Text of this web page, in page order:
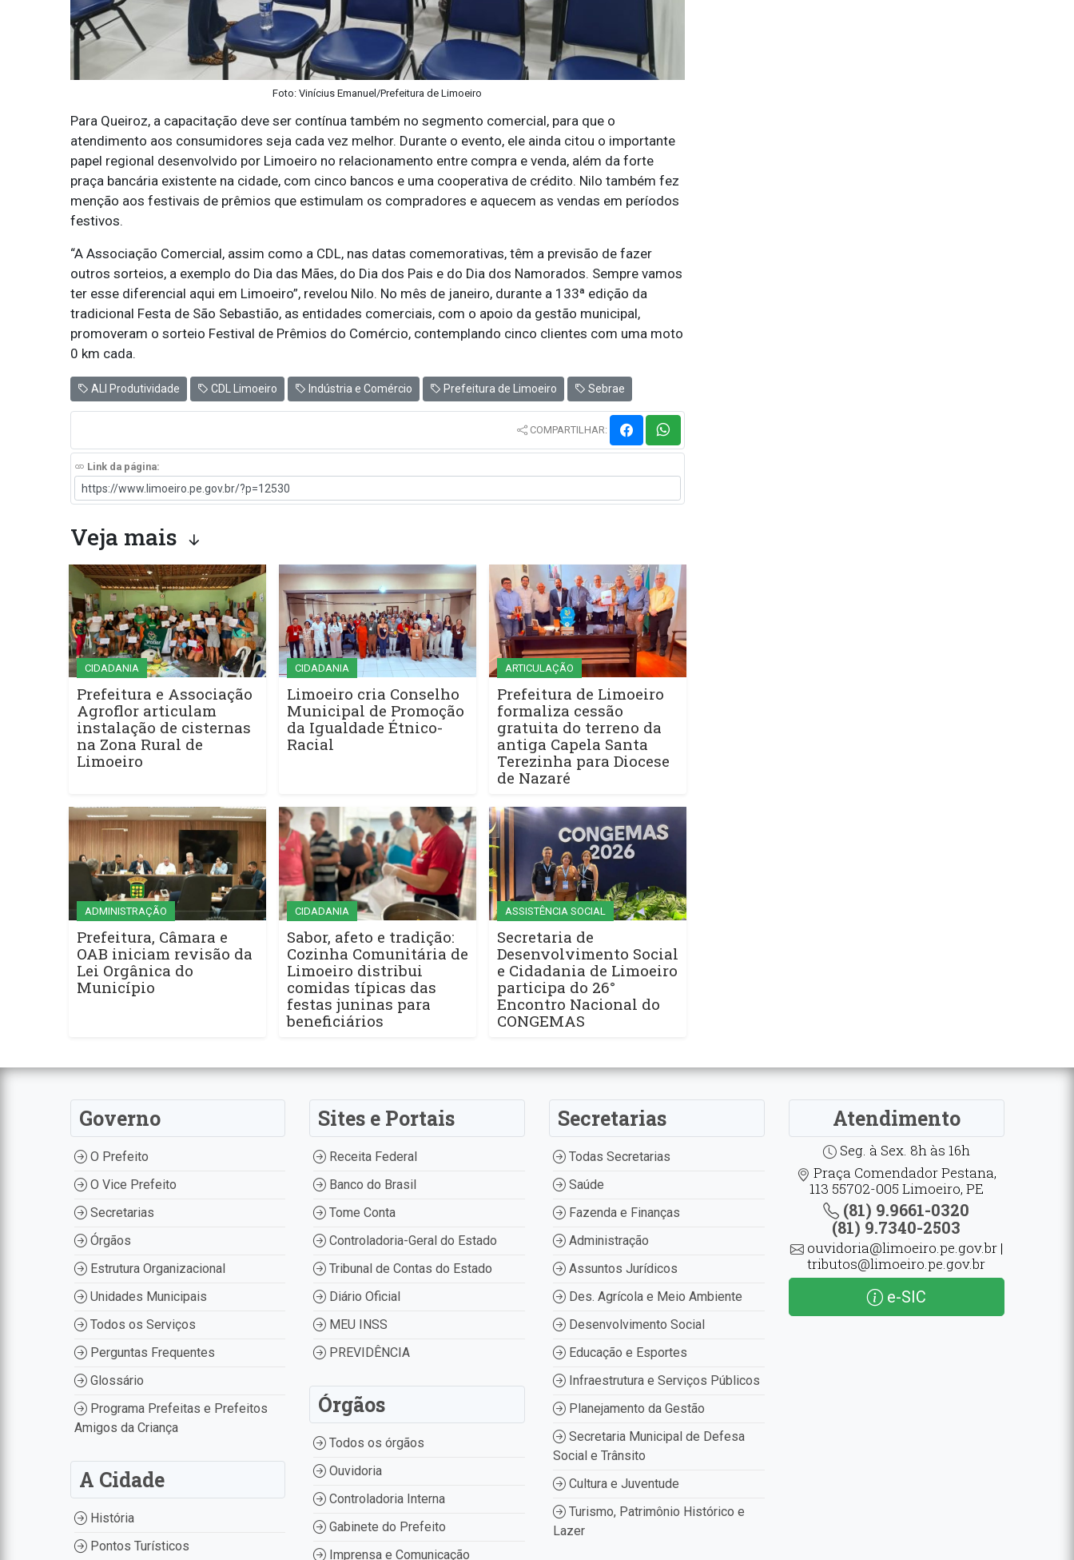
Foto: Vinícius Emanuel/Prefeitura de Limoeiro
Para Queiroz, a capacitação deve ser contínua também no segmento comercial, para que o
atendimento aos consumidores seja cada vez melhor. Durante o evento, ele ainda citou o importante
papel regional desenvolvido por Limoeiro no relacionamento entre compra e venda, além da forte
praça bancária existente na cidade, com cinco bancos e uma cooperativa de crédito. Nilo também fez
menção aos festivais de prêmios que estimulam os compradores e aquecem as vendas em períodos
festivos.
“A Associação Comercial, assim como a CDL, nas datas comemorativas, têm a previsão de fazer
outros sorteios, a exemplo do Dia das Mães, do Dia dos Pais e do Dia dos Namorados. Sempre vamos
ter esse diferencial aqui em Limoeiro”, revelou Nilo. No mês de janeiro, durante a 133ª edição da
tradicional Festa de São Sebastião, as entidades comerciais, com o apoio da gestão municipal,
promoveram o sorteio Festival de Prêmios do Comércio, contemplando cinco clientes com uma moto
0 km cada.
ALI Produtividade CDL Limoeiro Indústria e Comércio Prefeitura de Limoeiro Sebrae
COMPARTILHAR:
Link da página:
Veja mais
CIDADANIA
Prefeitura e Associação
Agroflor articulam
instalação de cisternas
na Zona Rural de
Limoeiro
CIDADANIA
Limoeiro cria Conselho
Municipal de Promoção
da Igualdade Étnico-
Racial
ARTICULAÇÃO
Prefeitura de Limoeiro
formaliza cessão
gratuita do terreno da
antiga Capela Santa
Terezinha para Diocese
de Nazaré
ADMINISTRAÇÃO
Prefeitura, Câmara e
OAB iniciam revisão da
Lei Orgânica do
Município
CIDADANIA
Sabor, afeto e tradição:
Cozinha Comunitária de
Limoeiro distribui
comidas típicas das
festas juninas para
beneficiários
ASSISTÊNCIA SOCIAL
Secretaria de
Desenvolvimento Social
e Cidadania de Limoeiro
participa do 26°
Encontro Nacional do
CONGEMAS
Governo
O Prefeito
O Vice Prefeito
Secretarias
Órgãos
Estrutura Organizacional
Unidades Municipais
Todos os Serviços
Perguntas Frequentes
Glossário
Programa Prefeitas e Prefeitos
Amigos da Criança
A Cidade
História
Pontos Turísticos
Sites e Portais
Receita Federal
Banco do Brasil
Tome Conta
Controladoria-Geral do Estado
Tribunal de Contas do Estado
Diário Oficial
MEU INSS
PREVIDÊNCIA
Órgãos
Todos os órgãos
Ouvidoria
Controladoria Interna
Gabinete do Prefeito
Imprensa e Comunicação
Secretarias
Todas Secretarias
Saúde
Fazenda e Finanças
Administração
Assuntos Jurídicos
Des. Agrícola e Meio Ambiente
Desenvolvimento Social
Educação e Esportes
Infraestrutura e Serviços Públicos
Planejamento da Gestão
Secretaria Municipal de Defesa
Social e Trânsito
Cultura e Juventude
Turismo, Patrimônio Histórico e
Lazer
Atendimento
Seg. à Sex. 8h às 16h
Praça Comendador Pestana,
113 55702-005 Limoeiro, PE
(81) 9.9661-0320
(81) 9.7340-2503
ouvidoria@limoeiro.pe.gov.br |
tributos@limoeiro.pe.gov.br
e-SIC